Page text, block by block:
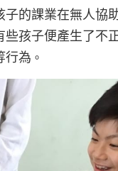
的課業在無人協
孩子便產生了不
行為 。